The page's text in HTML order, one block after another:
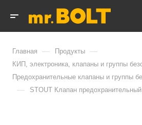
Главная — Продукты —
КИП, электроника, клапаны и группы
Предохранительные клапаны и группы
— STOUT Клапан